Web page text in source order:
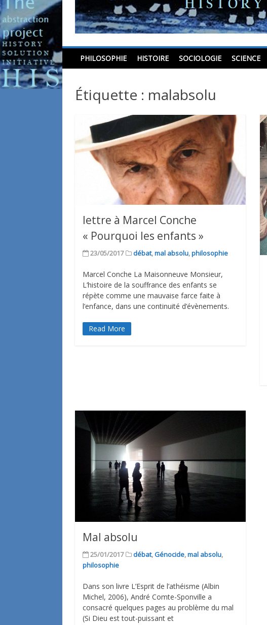
the abstraction project
PHILOSOPHIE HISTOIRE SOCIOLOGIE SCIENCE
Étiquette : malabsolu
lettre à Marcel Conche
« Pourquoi les enfants »
23/05/2017 débat,mal absolu,philosophie
Marcel Conche La Maisonneuve Monsieur,
L’histoire de la souffrance des enfants se
répète comme une mauvaise farce faite à
l’enfance, dans une continuité d’évènements.
Read More
Mal absolu
25/01/2017 débat,Génocide,mal absolu,
philosophie
Dans son livre L’Esprit de l’athéisme (Albin
Michel, 2006), André Comte-Sponville a
consacré quelques pages au problème du mal
(Si Dieu est tout-puissant et